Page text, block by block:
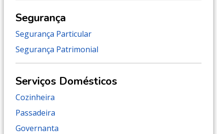
Segurança
Segurança Particular
Segurança Patrimonial
Serviços Domésticos
Cozinheira
Passadeira
Governanta